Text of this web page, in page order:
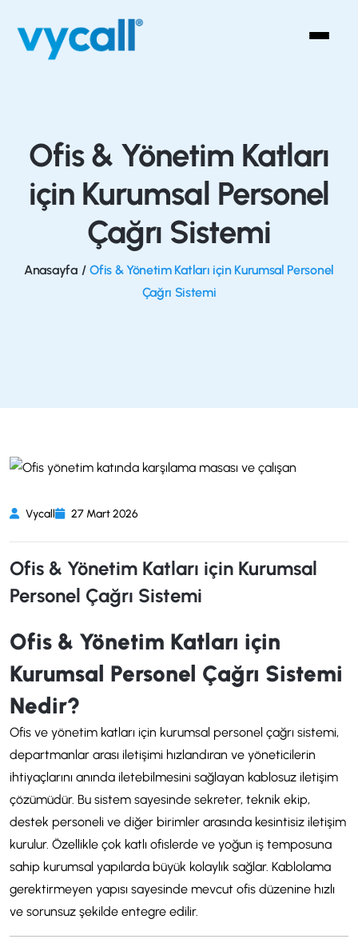
Ofis & Yönetim Katları
için Kurumsal Personel
Çağrı Sistemi
Anasayfa / Ofis & Yönetim Katları için Kurumsal Personel
Çağrı Sistemi
Vycall 27 Mart 2026
Ofis & Yönetim Katları için Kurumsal
Personel Çağrı Sistemi
Ofis & Yönetim Katları için
Kurumsal Personel Çağrı Sistemi
Nedir?
Ofis ve yönetim katları için kurumsal personel çağrı sistemi,
departmanlar arası iletişimi hızlandıran ve yöneticilerin
ihtiyaçlarını anında iletebilmesini sağlayan kablosuz iletişim
çözümüdür. Bu sistem sayesinde sekreter, teknik ekip,
destek personeli ve diğer birimler arasında kesintisiz iletişim
kurulur. Özellikle çok katlı ofislerde ve yoğun iş temposuna
sahip kurumsal yapılarda büyük kolaylık sağlar. Kablolama
gerektirmeyen yapısı sayesinde mevcut ofis düzenine hızlı
ve sorunsuz şekilde entegre edilir.